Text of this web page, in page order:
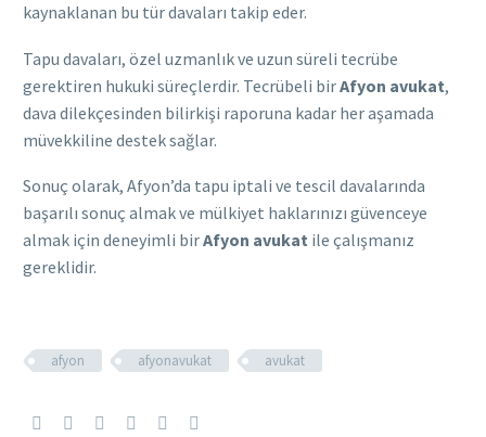
kaynaklanan bu tür davaları takip eder.
Tapu davaları, özel uzmanlık ve uzun süreli tecrübe
gerektiren hukuki süreçlerdir. Tecrübeli birAfyon avukat,
dava dilekçesinden bilirkişi raporuna kadar her aşamada
müvekkiline destek sağlar.
Sonuç olarak, Afyon’da tapu iptali ve tescil davalarında
başarılı sonuç almak ve mülkiyet haklarınızı güvenceye
almak için deneyimli birAfyon avukat ile çalışmanız
gereklidir.
afyon afyonavukat avukat